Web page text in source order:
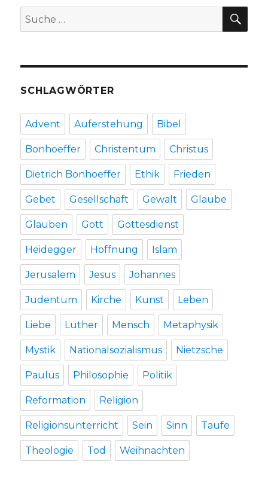
von
Fleischer,
Suche
nach:
SCHLAGWÖRTER
Advent Auferstehung Bibel
Bonhoeffer Christentum Christus
Dietrich Bonhoeffer Ethik Frieden
Gebet Gesellschaft Gewalt Glaube
Glauben Gott Gottesdienst
Heidegger Hoffnung Islam
Jerusalem Jesus Johannes
Judentum Kirche Kunst Leben
Liebe Luther Mensch Metaphysik
Mystik Nationalsozialismus Nietzsche
Paulus Philosophie Politik
Reformation Religion
Religionsunterricht Sein Sinn Taufe
Theologie Tod Weihnachten